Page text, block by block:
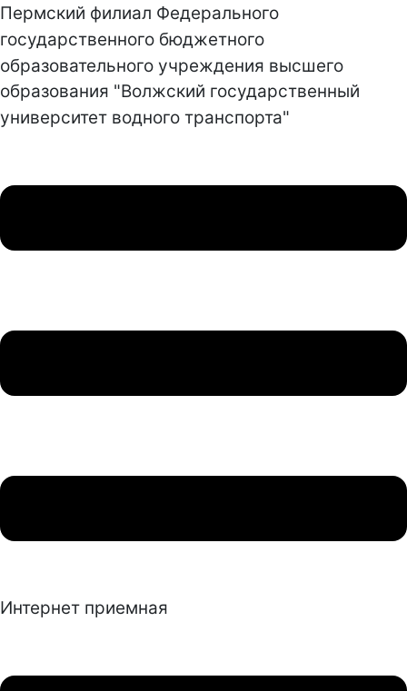
Пермский филиал Федерального
государственного бюджетного
образовательного учреждения высшего
образования "Волжский государственный
университет водного транспорта"
Интернет приемная